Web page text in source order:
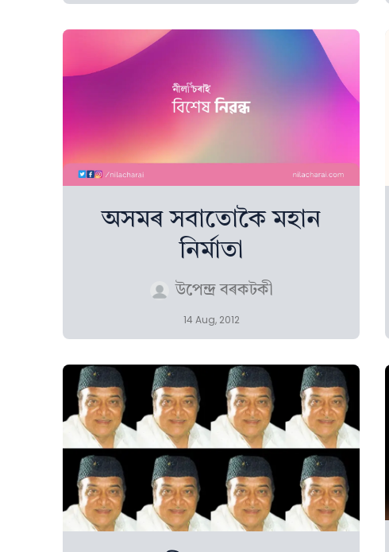
অসমৰ সবাতোকৈ মহান
নিৰ্মাতা
উপেন্দ্ৰ বৰকটকী
14 Aug, 2012